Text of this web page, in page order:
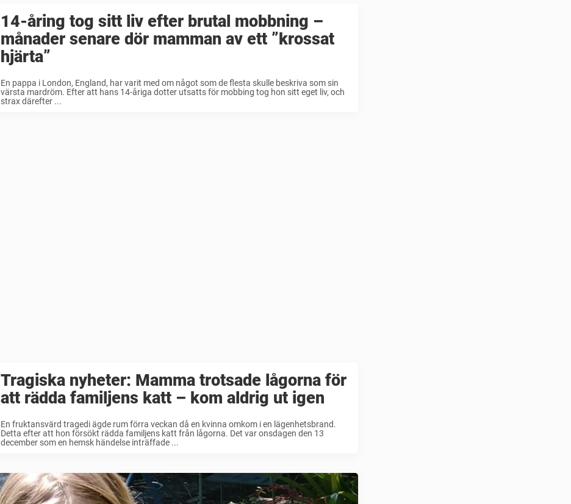
14-åring tog sitt liv efter brutal mobbning –
månader senare dör mamman av ett ”krossat
hjärta”
En pappa i London, England, har varit med om något som de flesta skulle beskriva som sin
värsta mardröm. Efter att hans 14-åriga dotter utsatts för mobbing tog hon sitt eget liv, och
strax därefter ...
Tragiska nyheter: Mamma trotsade lågorna för
att rädda familjens katt – kom aldrig ut igen
En fruktansvärd tragedi ägde rum förra veckan då en kvinna omkom i en lägenhetsbrand.
Detta efter att hon försökt rädda familjens katt från lågorna. Det var onsdagen den 13
december som en hemsk händelse inträffade ...